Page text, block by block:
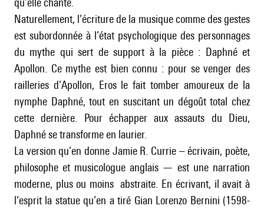
Naturellement, l’écriture de la musique comme des gestes
est subordonnée à l’état psychologique des personnages
du mythe qui sert de support à la pièce : Daphné et
Apollon. Ce mythe est bien connu : pour se venger des
railleries d’Apollon, Eros le fait tomber amoureux de la
nymphe Daphné, tout en suscitant un dégoût total chez
cette dernière. Pour échapper aux assauts du Dieu,
Daphné se transforme en laurier.
La version qu’en donne Jamie R. Currie – écrivain, poète,
philosophe et musicologue anglais — est une narration
moderne, plus ou moins abstraite. En écrivant, il avait à
l’esprit la statue qu’en a tiré Gian Lorenzo Bernini (1598-